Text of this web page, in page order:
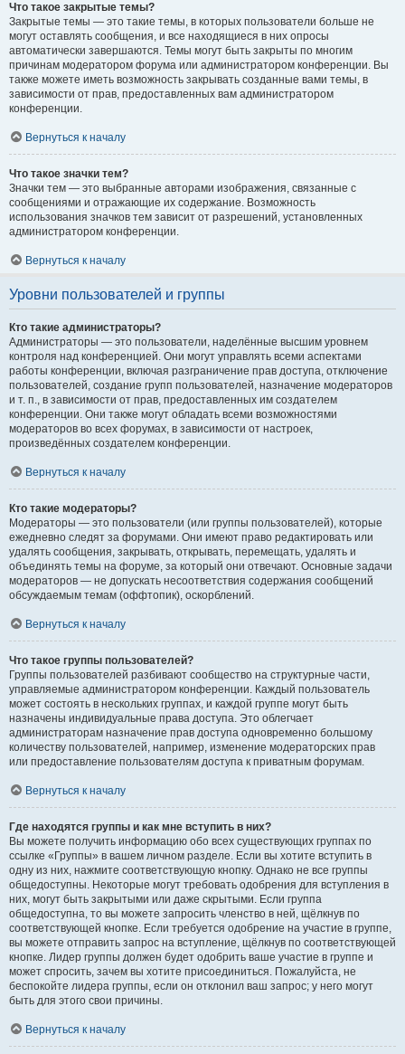
Что такое закрытые темы?
Закрытые темы — это такие темы, в которых пользователи больше не
могут оставлять сообщения, и все находящиеся в них опросы
автоматически завершаются. Темы могут быть закрыты по многим
причинам модератором форума или администратором конференции. Вы
также можете иметь возможность закрывать созданные вами темы, в
зависимости от прав, предоставленных вам администратором
конференции.
Вернуться к началу
Что такое значки тем?
Значки тем — это выбранные авторами изображения, связанные с
сообщениями и отражающие их содержание. Возможность
использования значков тем зависит от разрешений, установленных
администратором конференции.
Вернуться к началу
Уровни пользователей и группы
Кто такие администраторы?
Администраторы — это пользователи, наделённые высшим уровнем
контроля над конференцией. Они могут управлять всеми аспектами
работы конференции, включая разграничение прав доступа, отключение
пользователей, создание групп пользователей, назначение модераторов
и т. п., в зависимости от прав, предоставленных им создателем
конференции. Они также могут обладать всеми возможностями
модераторов во всех форумах, в зависимости от настроек,
произведённых создателем конференции.
Вернуться к началу
Кто такие модераторы?
Модераторы — это пользователи (или группы пользователей), которые
ежедневно следят за форумами. Они имеют право редактировать или
удалять сообщения, закрывать, открывать, перемещать, удалять и
объединять темы на форуме, за который они отвечают. Основные задачи
модераторов — не допускать несоответствия содержания сообщений
обсуждаемым темам (оффтопик), оскорблений.
Вернуться к началу
Что такое группы пользователей?
Группы пользователей разбивают сообщество на структурные части,
управляемые администратором конференции. Каждый пользователь
может состоять в нескольких группах, и каждой группе могут быть
назначены индивидуальные права доступа. Это облегчает
администраторам назначение прав доступа одновременно большому
количеству пользователей, например, изменение модераторских прав
или предоставление пользователям доступа к приватным форумам.
Вернуться к началу
Где находятся группы и как мне вступить в них?
Вы можете получить информацию обо всех существующих группах по
ссылке «Группы» в вашем личном разделе. Если вы хотите вступить в
одну из них, нажмите соответствующую кнопку. Однако не все группы
общедоступны. Некоторые могут требовать одобрения для вступления в
них, могут быть закрытыми или даже скрытыми. Если группа
общедоступна, то вы можете запросить членство в ней, щёлкнув по
соответствующей кнопке. Если требуется одобрение на участие в группе,
вы можете отправить запрос на вступление, щёлкнув по соответствующей
кнопке. Лидер группы должен будет одобрить ваше участие в группе и
может спросить, зачем вы хотите присоединиться. Пожалуйста, не
беспокойте лидера группы, если он отклонил ваш запрос; у него могут
быть для этого свои причины.
Вернуться к началу